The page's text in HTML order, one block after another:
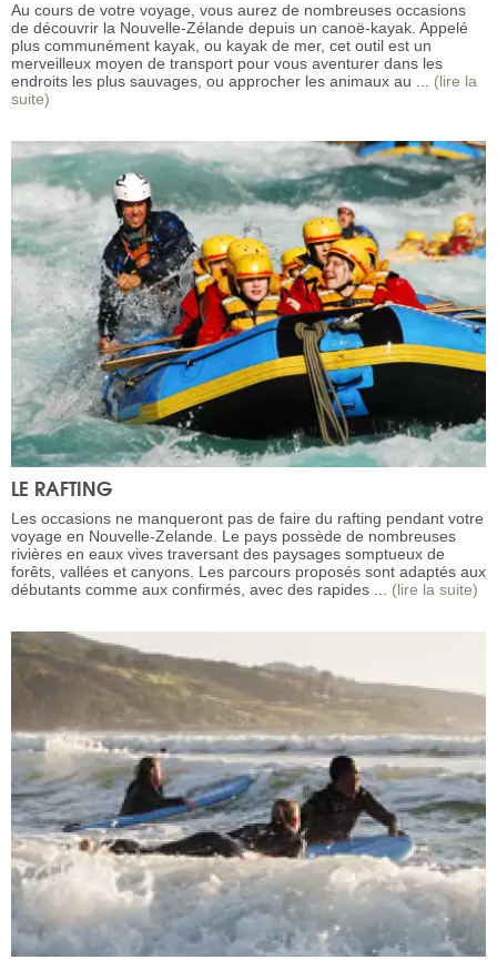
Au cours de votre voyage, vous aurez de nombreuses occasions
de découvrir la Nouvelle-Zélande depuis un canoë-kayak. Appelé
plus communément kayak, ou kayak de mer, cet outil est un
merveilleux moyen de transport pour vous aventurer dans les
endroits les plus sauvages, ou approcher les animaux au ... (lire la
suite)
LE RAFTING
Les occasions ne manqueront pas de faire du rafting pendant votre
voyage en Nouvelle-Zelande. Le pays possède de nombreuses
rivières en eaux vives traversant des paysages somptueux de
forêts, vallées et canyons. Les parcours proposés sont adaptés aux
débutants comme aux confirmés, avec des rapides ... (lire la suite)